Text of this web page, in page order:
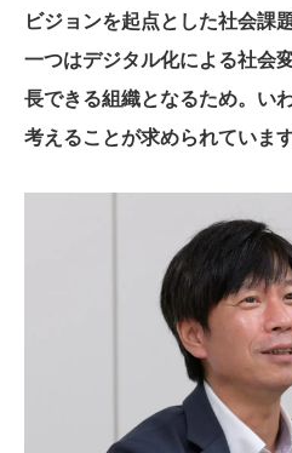
ビジョンを起点とした社会課
一つはデジタル化による社会
長できる組織となるため。い
考えることが求められています